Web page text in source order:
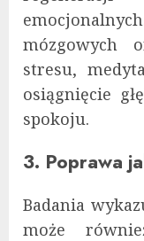
mózgowych
stresu,
osiągnięcie
spokoju.
3. Poprawa
Badania
może